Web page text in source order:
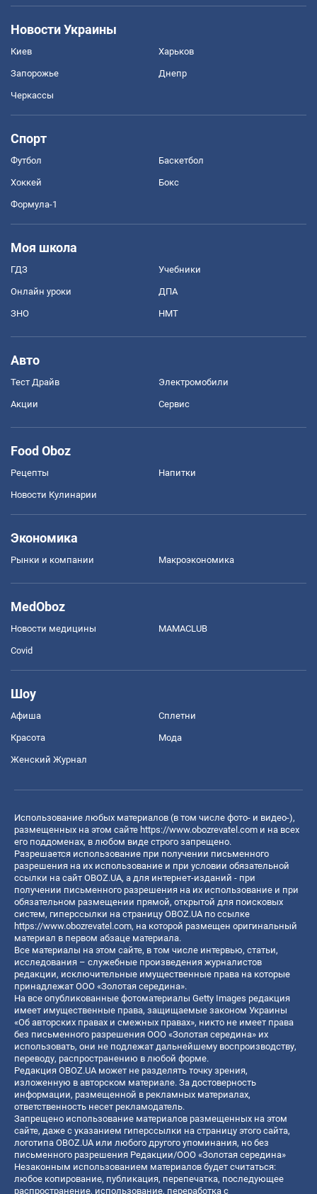
Новости Украины
Киев Харьков
Запорожье Днепр
Черкассы
Спорт
Футбол Баскетбол
Хоккей Бокс
Формула-1
Моя школа
ГДЗ Учебники
Онлайн уроки ДПА
ЗНО НМТ
Авто
Тест Драйв Электромобили
Акции Сервис
Food Oboz
Рецепты Напитки
Новости Кулинарии
Экономика
Рынки и компании Mакроэкономика
MedOboz
Новости медицины MAMACLUB
Covid
Шоу
Афиша Сплетни
Красота Мода
Женский Журнал
Использование любых материалов (в том числе фото- и видео-),
размещенных на этом сайте https://www.obozrevatel.com и на всех
его поддоменах, в любом виде строго запрещено.
Разрешается использование при получении письменного
разрешения на их использование и при условии обязательной
ссылки на сайт OBOZ.UA, а для интернет-изданий - при
получении письменного разрешения на их использование и при
обязательном размещении прямой, открытой для поисковых
систем, гиперссылки на страницу OBOZ.UA по ссылке
https://www.obozrevatel.com, на которой размещен оригинальный
материал в первом абзаце материала.
Все материалы на этом сайте, в том числе интервью, статьи,
исследования – служебные произведения журналистов
редакции, исключительные имущественные права на которые
принадлежат ООО «Золотая середина».
На все опубликованные фотоматериалы Getty Images редакция
имеет имущественные права, защищаемые законом Украины
«Об авторских правах и смежных правах», никто не имеет права
без письменного разрешения ООО «Золотая середина» их
использовать, они не подлежат дальнейшему воспроизводству,
переводу, распространению в любой форме.
Редакция OBOZ.UA может не разделять точку зрения,
изложенную в авторском материале. За достоверность
информации, размещенной в рекламных материалах,
ответственность несет рекламодатель.
Запрещено использование материалов размещенных на этом
сайте, даже с указанием гиперссылки на страницу этого сайта,
логотипа OBOZ.UA или любого другого упоминания, но без
письменного разрешения Редакции/ООО «Золотая середина»
Незаконным использованием материалов будет считаться:
любое копирование, публикация, перепечатка, последующее
распространение, использование, переработка с